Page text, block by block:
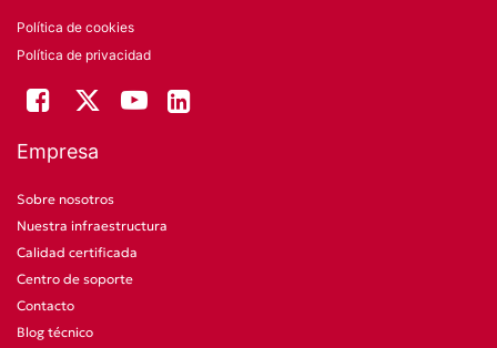
Política de cookies
Política de privacidad
Empresa
Sobre nosotros
Nuestra infraestructura
Calidad certificada
Centro de soporte
Contacto
Blog técnico